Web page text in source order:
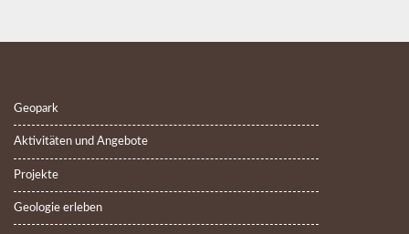
Geopark
Aktivitäten und Angebote
Projekte
Geologie erleben